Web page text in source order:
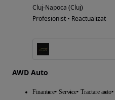
Cluj-Napoca (Cluj)
Profesionist • Reactualizat
AWD Auto
Finantare Service Tractare auto